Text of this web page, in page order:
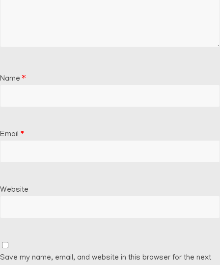
Name *
Email *
Website
Save my name, email, and website in this browser for the next